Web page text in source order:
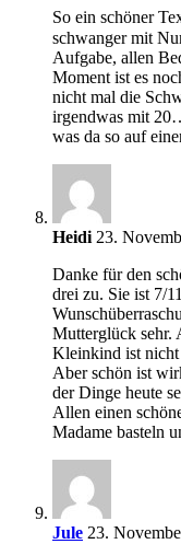
So ein schöner
schwanger mit
Aufgabe, allen
Moment ist es
nicht mal die
irgendwas mit
was da so auf
Heidi 23.
Danke für den
drei zu. Sie ist 7/
Mutterglück sehr.
Kleinkind ist
Aber schön ist
der Dinge heute
Allen einen
Madame basteln
Jule 23.